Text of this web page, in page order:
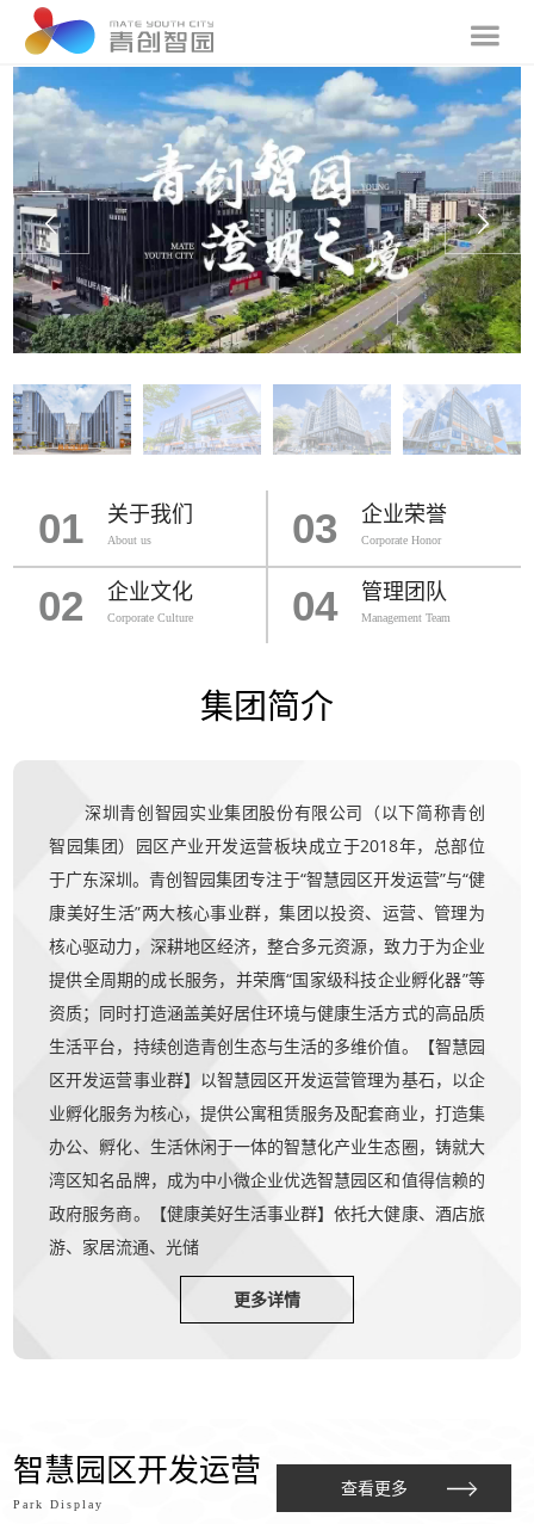
01 关于我们
About us
02 企业文化
Corporate Culture
03 企业荣誉
Corporate Honor
04 管理团队
Management Team
集团简介
深圳青创智园实业集团股份有限公司（以下简称青创
智园集团）园区产业开发运营板块成立于2018年，总部位
于广东深圳。青创智园集团专注于“智慧园区开发运营”与“健
康美好生活”两大核心事业群，集团以投资、运营、管理为
核心驱动力，深耕地区经济，整合多元资源，致力于为企业
提供全周期的成长服务，并荣膺“国家级科技企业孵化器”等
资质；同时打造涵盖美好居住环境与健康生活方式的高品质
生活平台，持续创造青创生态与生活的多维价值。【智慧园
区开发运营事业群】以智慧园区开发运营管理为基石，以企
业孵化服务为核心，提供公寓租赁服务及配套商业，打造集
办公、孵化、生活休闲于一体的智慧化产业生态圈，铸就大
湾区知名品牌，成为中小微企业优选智慧园区和值得信赖的
政府服务商。【健康美好生活事业群】依托大健康、酒店旅
游、家居流通、光储
更多详情
智慧园区开发运营
Park Display
查看更多